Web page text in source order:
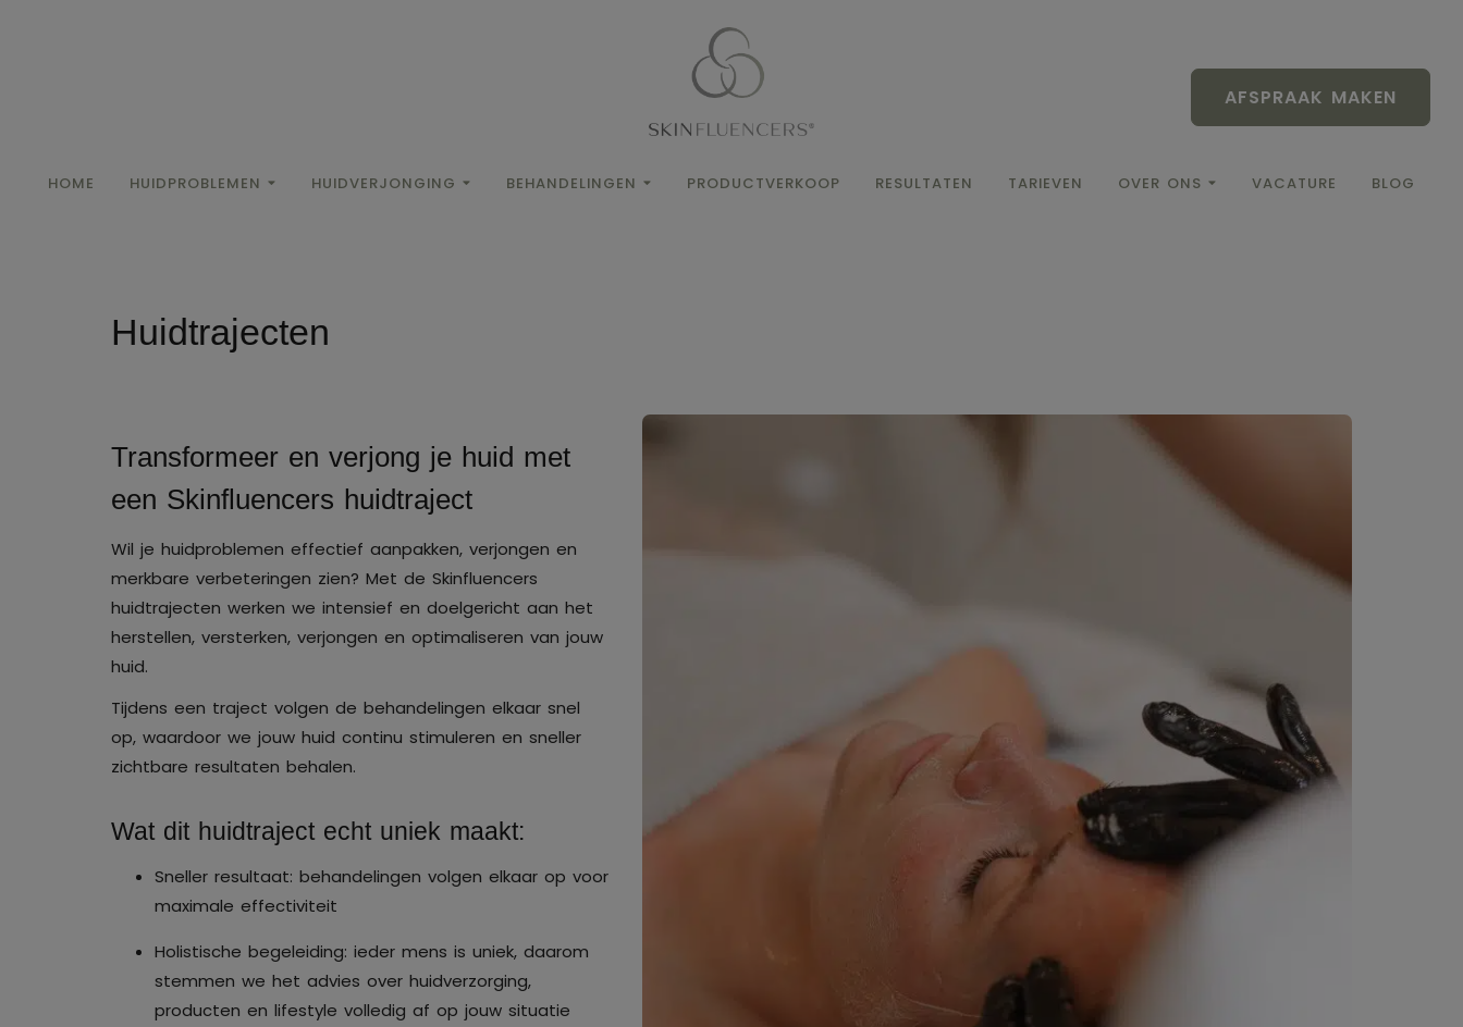
AFSPRAAK MAKEN
HOME HUIDPROBLEMEN HUIDVERJONGING BEHANDELINGEN PRODUCTVERKOOP RESULTATEN TARIEVEN OVER ONS VACATURE BLOG
Huidtrajecten
Transformeer en verjong je huid met
een Skinfluencers huidtraject
Wil je huidproblemen effectief aanpakken, verjongen en
merkbare verbeteringen zien? Met de Skinfluencers
huidtrajecten werken we intensief en doelgericht aan het
herstellen, versterken, verjongen en optimaliseren van jouw
huid.
Tijdens een traject volgen de behandelingen elkaar snel
op, waardoor we jouw huid continu stimuleren en sneller
zichtbare resultaten behalen.
Wat dit huidtraject echt uniek maakt:
Sneller resultaat: behandelingen volgen elkaar op voor
maximale effectiviteit
Holistische begeleiding: ieder mens is uniek, daarom
stemmen we het advies over huidverzorging,
producten en lifestyle volledig af op jouw situatie